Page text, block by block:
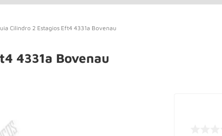
Cilindro 2 Estagios Eft4 4331a Bovenau
4331a Bovenau
Eletrica